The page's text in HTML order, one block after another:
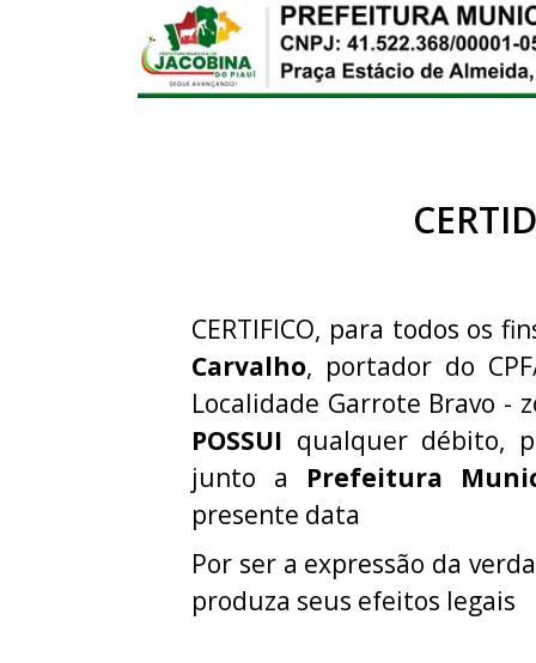
CERTIFICO, para todos os
Carvalho, portador do
Localidade Garrote Bravo -
POSSUI qualquer débito,
junto a Prefeitura
presente data
Por ser a expressão da
produza seus efeitos legais